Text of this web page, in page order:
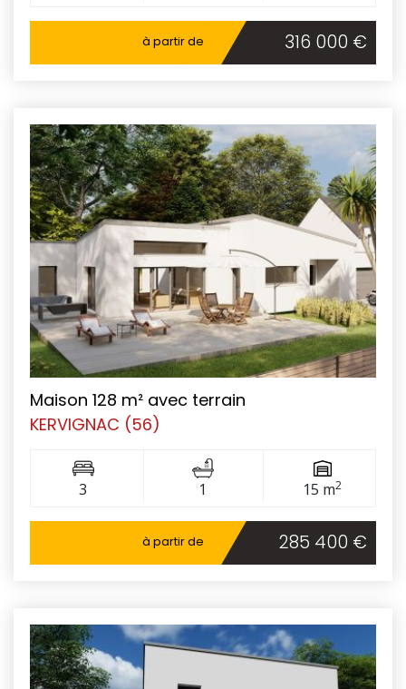
à partir de 316 000 €
Maison 128 m² avec terrain
KERVIGNAC (56)
3 1 15 m2
à partir de 285 400 €